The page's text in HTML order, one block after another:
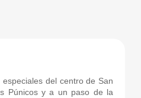
del centro de San
Púnicos y a un paso de la